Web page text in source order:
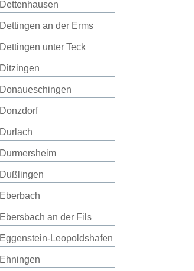
Dettenhausen
Dettingen an der Erms
Dettingen unter Teck
Ditzingen
Donaueschingen
Donzdorf
Durlach
Durmersheim
Dußlingen
Eberbach
Ebersbach an der Fils
Eggenstein-Leopoldshafen
Ehningen